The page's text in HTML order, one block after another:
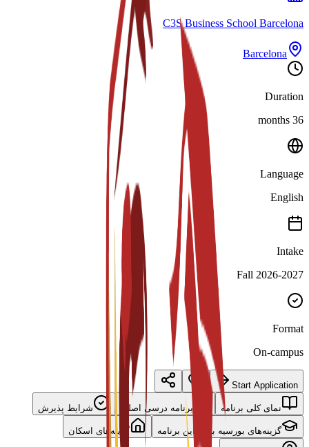
C3S Business School Barcelona
Barcelona
Duration
36 months
Language
English
Intake
Fall 2026-2027
Format
On-campus
Start Application
نمای کلی برنامه برنامه درسی اصلی شرایط پذیرش
گزینه‌های بورسیه برای این برنامه گزینه‌های اسکان